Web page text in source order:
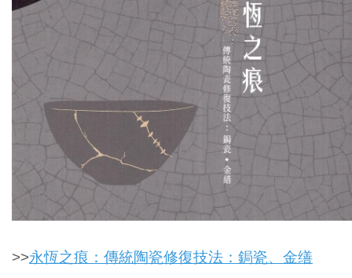
>>永恆之痕：傳統陶瓷修復技法：鋦瓷、金缮